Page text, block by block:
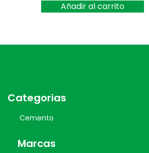
Añadir al carrito
Categorias
Cemento
Marcas